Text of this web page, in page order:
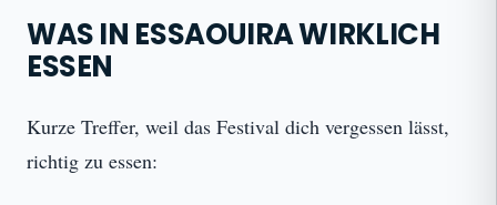
WAS IN ESSAOUIRA WIRKLICH
ESSEN
Kurze Treffer, weil das Festival dich vergessen lässt,
richtig zu essen: